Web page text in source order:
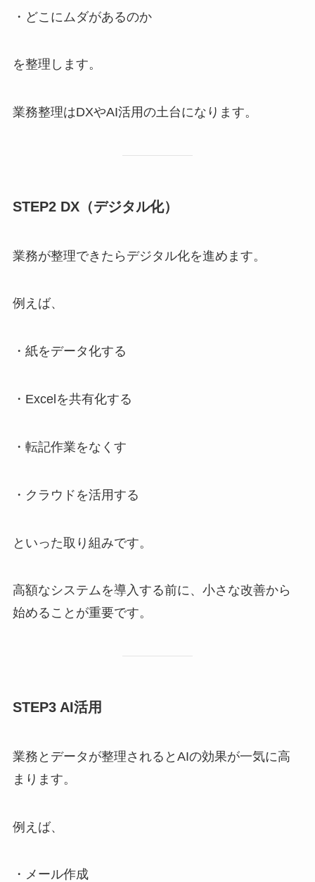
・どこにムダがあるのか
を整理します。
業務整理はDXやAI活用の土台になります。
STEP2 DX（デジタル化）
業務が整理できたらデジタル化を進めます。
例えば、
・紙をデータ化する
・Excelを共有化する
・転記作業をなくす
・クラウドを活用する
といった取り組みです。
高額なシステムを導入する前に、小さな改善から
始めることが重要です。
STEP3 AI活用
業務とデータが整理されるとAIの効果が一気に高
まります。
例えば、
・メール作成